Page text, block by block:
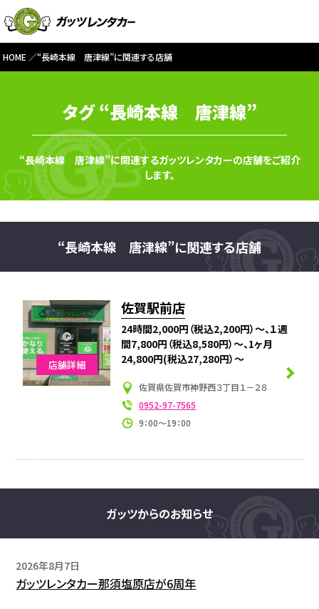
HOME “長崎本線 唐津線”に関連する店舗
タグ “長崎本線 唐津線”
“長崎本線 唐津線”に関連するガッツレンタカーの店舗をご紹介
します。
“長崎本線 唐津線”に関連する店舗
佐賀駅前店
24時間2,000円（税込2,200円）～、１週
間7,800円（税込8,580円）～、1ヶ月
24,800円(税込27,280円）～
佐賀県佐賀市神野西３丁目１－２８
0952-97-7565
9：00～19：00
店舗詳細
ガッツからのお知らせ
2026年8月7日
ガッツレンタカー那須塩原店が6周年